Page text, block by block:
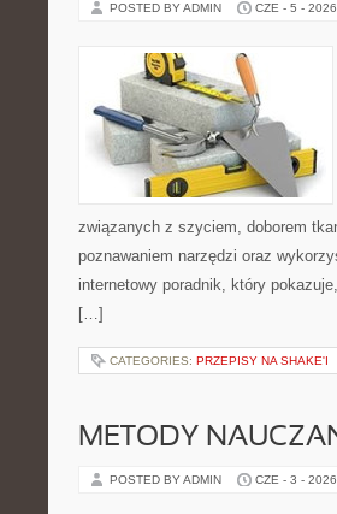
POSTED BY ADMIN CZE - 5 - 2026
związanych z szyciem, doborem
poznawaniem narzędzi oraz
internetowy poradnik, który
[…]
CATEGORIES: PRZEPISY NA SHAKE'I
METODY
POSTED BY ADMIN CZE - 3 - 2026